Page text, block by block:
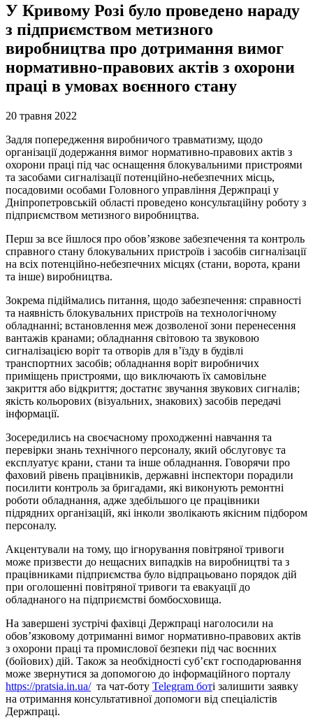
У Кривому Розі було проведено нараду
з підприємством метизного
виробництва про дотримання вимог
нормативно-правових актів з охорони
праці в умовах воєнного стану
20 травня 2022
Задля попередження виробничого травматизму, щодо
організації додержання вимог нормативно-правових актів з
охорони праці під час оснащення блокувальними пристроями
та засобами сигналізації потенційно-небезпечних місць,
посадовими особами Головного управління Держпраці у
Дніпропетровській області проведено консультаційну роботу з
підприємством метизного виробництва.
Перш за все йшлося про обов’язкове забезпечення та контроль
справного стану блокувальних пристроїв і засобів сигналізації
на всіх потенційно-небезпечних місцях (стани, ворота, крани
та інше) виробництва.
Зокрема підіймались питання, щодо забезпечення: справності
та наявність блокувальних пристроїв на технологічному
обладнанні; встановлення меж дозволеної зони перенесення
вантажів кранами; обладнання світовою та звуковою
сигналізацією воріт та отворів для в’їзду в будівлі
транспортних засобів; обладнання воріт виробничих
приміщень пристроями, що виключають їх самовільне
закриття або відкриття; достатнє звучання звукових сигналів;
якість кольорових (візуальних, знакових) засобів передачі
інформації.
Зосередились на своєчасному проходженні навчання та
перевірки знань технічного персоналу, який обслуговує та
експлуатує крани, стани та інше обладнання. Говорячи про
фаховий рівень працівників, державні інспектори порадили
посилити контроль за бригадами, які виконують ремонтні
роботи обладнання, адже здебільшого це працівники
підрядних організацій, які інколи зволікають якісним підбором
персоналу.
Акцентували на тому, що ігнорування повітряної тривоги
може призвести до нещасних випадків на виробництві та з
працівниками підприємства було відпрацьовано порядок дій
при оголошенні повітряної тривоги та евакуації до
обладнаного на підприємстві бомбосховища.
На завершені зустрічі фахівці Держпраці наголосили на
обов’язковому дотриманні вимог нормативно-правових актів
з охорони праці та промислової безпеки під час воєнних
(бойових) дій. Також за необхідності суб’єкт господарювання
може звернутися за допомогою до інформаційного порталу
https://pratsia.in.ua/та чат-боту Telegram боті залишити заявку
на отримання консультативної допомоги від спеціалістів
Держпраці.